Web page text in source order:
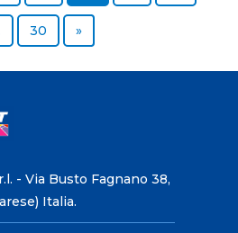
Page
30 »Next page
- Via Busto Fagnano 38,
Italia.